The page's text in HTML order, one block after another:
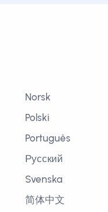
Norsk
Polski
Português
Русский
Svenska
简体中文